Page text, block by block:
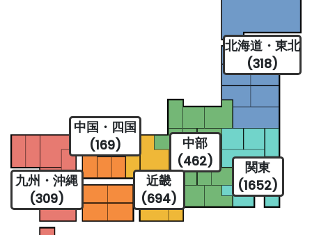
北海道・東北
(318)
関東
(1652)
中部
(462)
近畿
(694)
中国・四国
(169)
九州・沖縄
(309)